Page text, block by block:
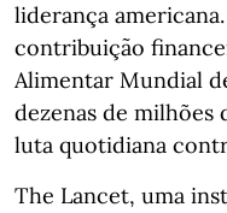
liderança
contribuição
Alimentar Mundial
dezenas de milhões
luta quotidiana
The Lancet, uma